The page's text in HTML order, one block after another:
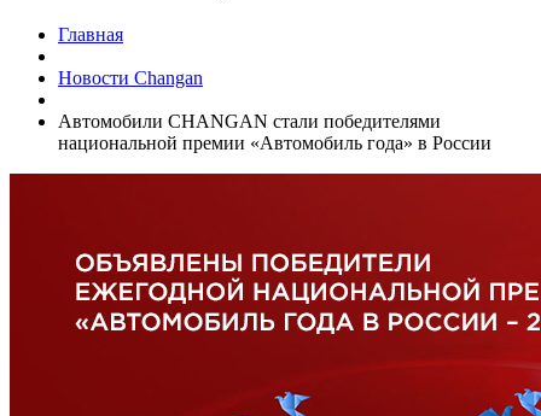
Главная
Новости Changan
Автомобили CHANGAN стали победителями
национальной премии «Автомобиль года» в России